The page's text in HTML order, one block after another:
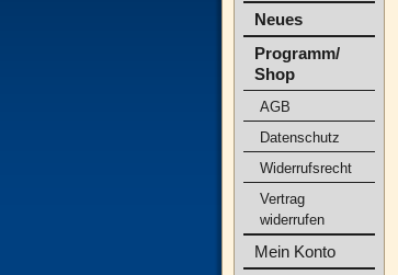
Neues
Programm/
Shop
AGB
Datenschutz
Widerrufsrecht
Vertrag
widerrufen
Mein Konto